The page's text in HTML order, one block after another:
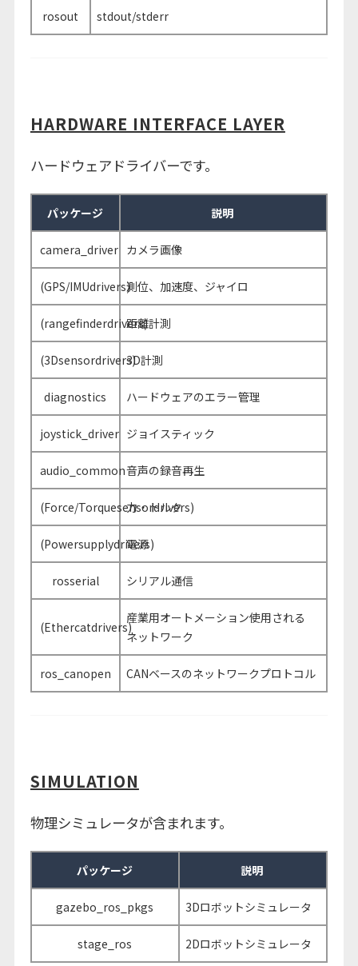
rosout stdout/stderr
HARDWARE INTERFACE LAYER
ハードウェアドライバーです。
パッケージ 説明
camera_driver カメラ画像
(GPS/IMUdrivers)測位、加速度、ジャイロ
(rangefinderdrivers)距離計測
(3Dsensordrivers)3D計測
diagnostics ハードウェアのエラー管理
joystick_driver ジョイスティック
audio_common音声の録音再生
(Force/Torquesensordrivers)
力・トルク
(Powersupplydrivers)
電源
rosserial シリアル通信
(Ethercatdrivers)
産業用オートメーション使用される
ネットワーク
ros_canopen CANベースのネットワークプロトコル
SIMULATION
物理シミュレータが含まれます。
パッケージ 説明
gazebo_ros_pkgs 3Dロボットシミュレータ
stage_ros 2Dロボットシミュレータ